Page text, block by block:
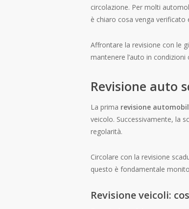
circolazione. Per molti
è chiaro cosa venga
Affrontare la revisione con le
mantenere l’auto in condizioni
Revisione auto
La prima revisione
veicolo. Successivamente, la
regolarità.
Circolare con la revisione
questo è fondamentale
Revisione veicoli: